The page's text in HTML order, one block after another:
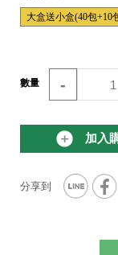
大盒送小盒(40包+10
數量 -
加入